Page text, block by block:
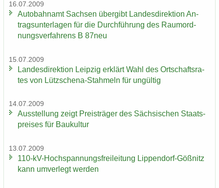
16.07.2009
Au­to­bahn­amt Sach­sen über­gibt Lan­des­di­rek­ti­on An­
trags­un­ter­la­gen für die Durch­füh­rung des Raum­ord­
nungs­ver­fah­rens B 87neu
15.07.2009
Lan­des­di­rek­ti­on Leip­zig er­klärt Wahl des Ort­schafts­ra­
tes von Lützschena-​Stahmeln für un­gül­tig
14.07.2009
Aus­stel­lung zeigt Preis­trä­ger des Säch­si­schen Staats­
prei­ses für Bau­kul­tur
13.07.2009
110-​kV-Hochspannungsfreileitung Lippendorf-​Gößnitz
kann um­ver­legt wer­den